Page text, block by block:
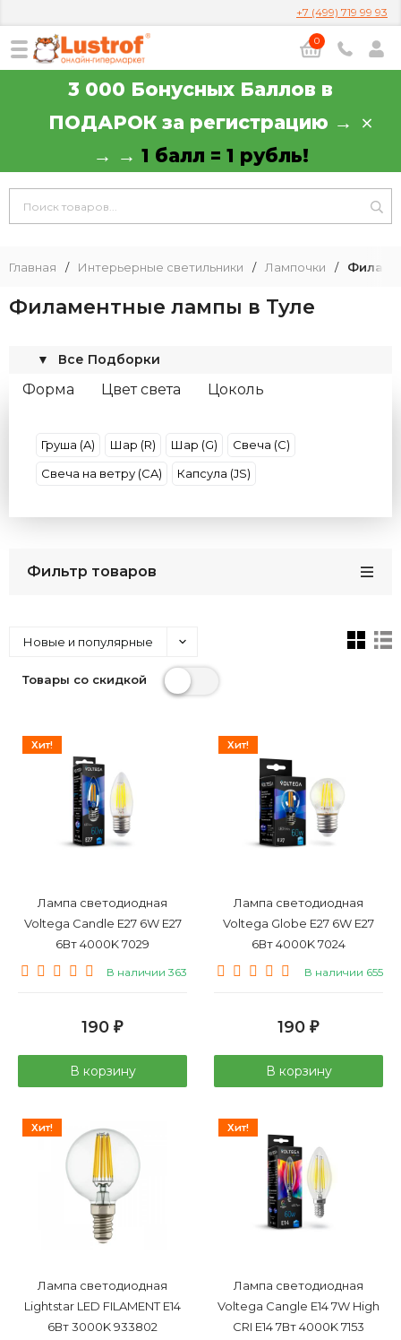
+7 (499) 719 99 93
0
3 000 Бонусных Баллов в
ПОДАРОК за регистрацию →
→ → 1 балл = 1 рубль!
Главная / Интерьерные светильники / Лампочки /
Филаментные лампы в Туле
Все Подборки
▼
Форма Цвет света
Цоколь
Груша (A) Шар (R) Шар (G)
Свеча (С)
Свеча на ветру (CA)
Капсула (JS)
Фильтр товаров
Новые и популярные
Товары со скидкой
Хит!
Лампа светодиодная
Voltega Candle E27 6W E27
6Вт 4000K 7029
В наличии 363
190 ₽
В корзину
Хит!
Лампа светодиодная
Voltega Globe E27 6W E27
6Вт 4000K 7024
В наличии 655
190 ₽
В корзину
Хит!
Лампа светодиодная
Lightstar LED FILAMENT E14
6Вт 3000K 933802
Хит!
Лампа светодиодная
Voltega Cangle E14 7W High
CRI E14 7Вт 4000K 7153